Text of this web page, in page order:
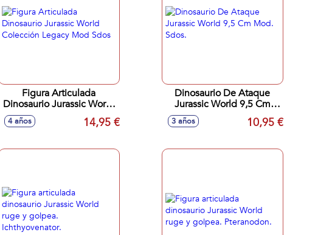
Figura Articulada
Dinosaurio Jurassic World
Colección Legacy Mod
4 años 14,95 €
Dinosaurio De Ataque
Jurassic World 9,5 Cm
Mod. Sdos.
3 años 10,95 €